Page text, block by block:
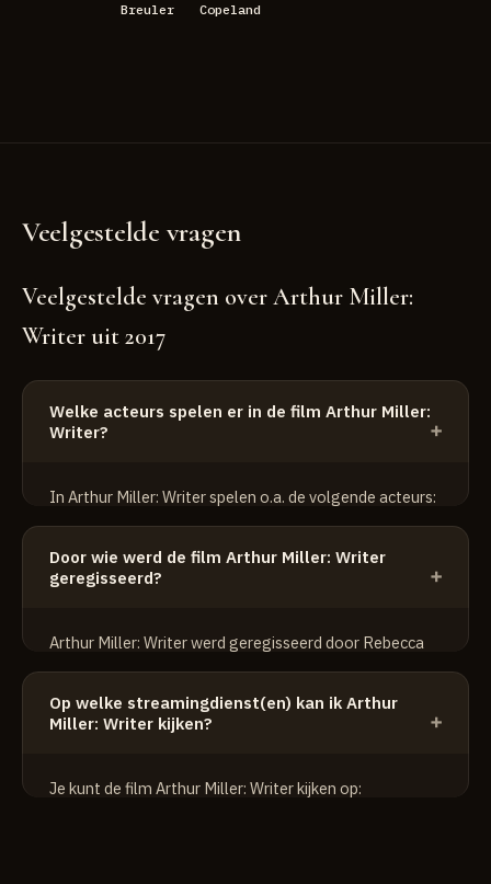
Breuler Copeland
Veelgestelde vragen
Veelgestelde vragen over Arthur Miller:
Writer uit 2017
Welke acteurs spelen er in de film Arthur Miller:
Writer?
In Arthur Miller: Writer spelen o.a. de volgende acteurs:
Joan Copeland
Door wie werd de film Arthur Miller: Writer
geregisseerd?
Arthur Miller: Writer werd geregisseerd door Rebecca
Miller.
Op welke streamingdienst(en) kan ik Arthur
Miller: Writer kijken?
Je kunt de film Arthur Miller: Writer kijken op: